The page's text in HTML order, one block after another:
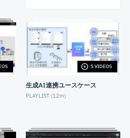
グ機能のご紹介
2023
バーチャルアカウント機能のご紹介と設
バリューチェーンサーベイ機能のご紹介
プライチェーンインテリジェンス
のご紹介
5 VIDEOS
生成AI連携ユースケース
PLAYLIST (12m)